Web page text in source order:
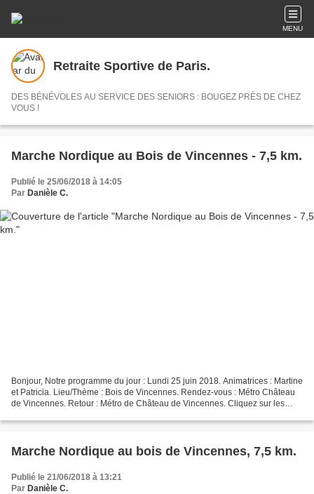
MENU
Retraite Sportive de Paris.
DES BÉNÉVOLES AU SERVICE DES SENIORS : BOUGEZ PRÈS DE CHEZ
VOUS !
Marche Nordique au Bois de Vincennes - 7,5 km.
Publié le 25/06/2018 à 14:05
Par Danièle C.
Bonjour, Notre programme du jour : Lundi 25 juin 2018. Animatrices : Martine
et Patricia. Lieu/Thème : Bois de Vincennes. Rendez-vous : Métro Château
de Vincennes. Retour : Métro de Château de Vincennes. Cliquez sur les
Marche Nordique au bois de Vincennes, 7,5 km.
Publié le 21/06/2018 à 13:21
Par Danièle C.